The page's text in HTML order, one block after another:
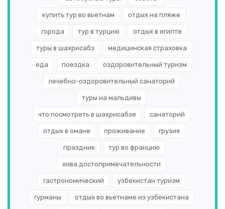
купить тур во вьетнам отдых на пляже
города тур в турцию отдых в египте
туры в шахрисабз медицинская страховка
еда поездка оздоровительный туризм
лечебно-оздоровительный санаторий
туры на мальдивы
что посмотреть в шахрисабзе санаторий
отдых в омане проживание грузия
праздник тур во францию
хива достопримечательности
гастрономический узбекистан туризм
гурманы отдых во вьетнаме из узбекистана